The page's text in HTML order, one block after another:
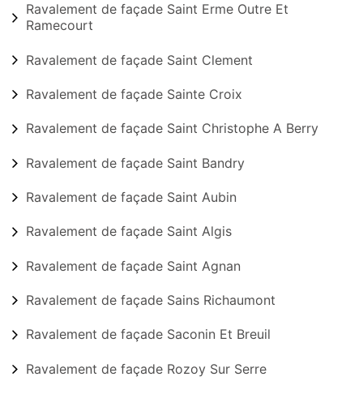
Ravalement de façade Saint Erme Outre Et
Ramecourt
Ravalement de façade Saint Clement
Ravalement de façade Sainte Croix
Ravalement de façade Saint Christophe A Berry
Ravalement de façade Saint Bandry
Ravalement de façade Saint Aubin
Ravalement de façade Saint Algis
Ravalement de façade Saint Agnan
Ravalement de façade Sains Richaumont
Ravalement de façade Saconin Et Breuil
Ravalement de façade Rozoy Sur Serre